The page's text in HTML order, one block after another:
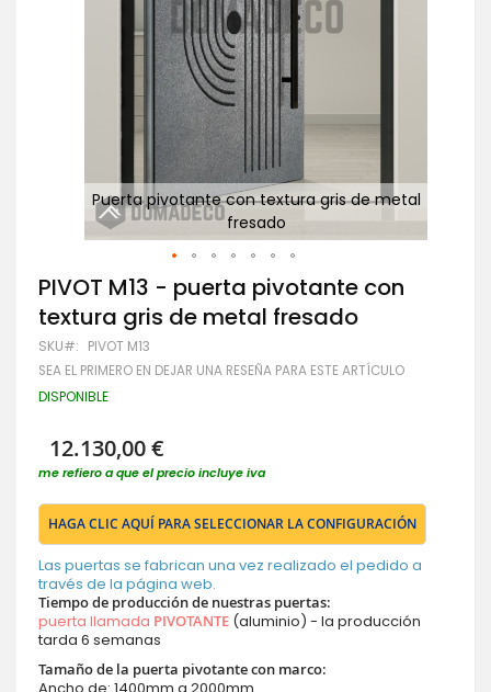
Puerta pivotante con textura gris de metal
fresado
Saltar
al
comienzo
de
la
galería
de
PIVOT M13 - puerta pivotante con
textura gris de metal fresado
SKU PIVOT M13
SEA EL PRIMERO EN DEJAR UNA RESEÑA PARA ESTE ARTÍCULO
DISPONIBLE
12.130,00 €
me refiero a que el precio incluye iva
HAGA CLIC AQUÍ PARA SELECCIONAR LA CONFIGURACIÓN
Las puertas se fabrican una vez realizado el pedido a
través de la página web.
Tiempo de producción de nuestras puertas:
puerta llamada PIVOTANTE (aluminio) - la producción
tarda 6 semanas
Tamaño de la puerta pivotante con marco: